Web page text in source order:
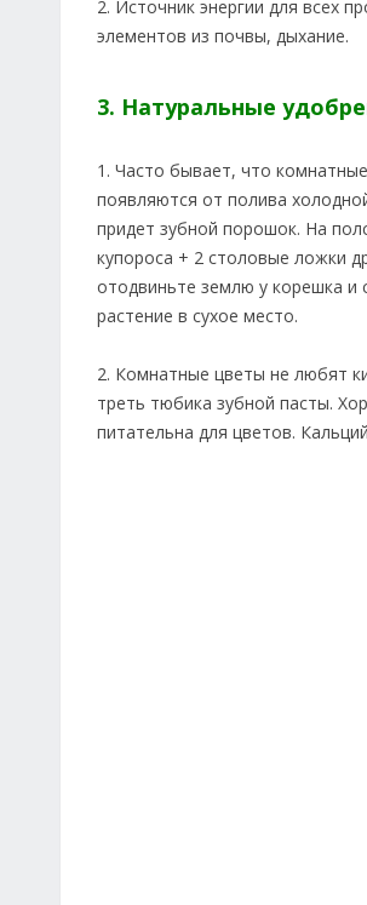
2. Источник энергии для всех
элементов из почвы, дыхание.
3. Натуральные
1. Часто бывает, что
появляются от полива
придет зубной порошок. На
купороса + 2 столовые ложки
отодвиньте землю у корешка и
растение в сухое место.
2. Комнатные цветы не любят
треть тюбика зубной пасты.
питательна для цветов.